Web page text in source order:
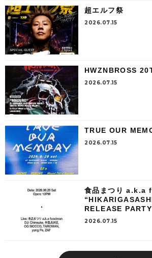
超エルフ祭
2026.07.15
HWZNBROSS
2026.07.15
TRUE OUR
2026.07.15
食品まつり a.k.a
RELEASE
2026.07.15